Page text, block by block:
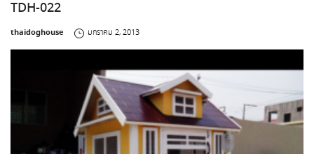
TDH-022
by
thaidoghouse มกราคม 2, 2013